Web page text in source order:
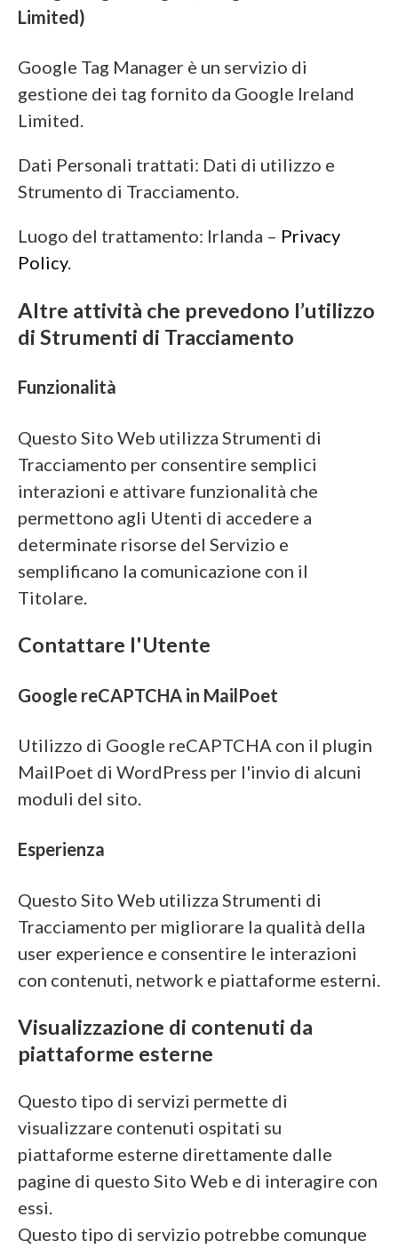
Limited)
Google Tag Manager è un servizio di
gestione dei tag fornito da Google Ireland
Limited.
Dati Personali trattati: Dati di utilizzo e
Strumento di Tracciamento.
Luogo del trattamento: Irlanda – Privacy
Policy.
Altre attività che prevedono l’utilizzo
di Strumenti di Tracciamento
Funzionalità
Questo Sito Web utilizza Strumenti di
Tracciamento per consentire semplici
interazioni e attivare funzionalità che
permettono agli Utenti di accedere a
determinate risorse del Servizio e
semplificano la comunicazione con il
Titolare.
Contattare l'Utente
Google reCAPTCHA in MailPoet
Utilizzo di Google reCAPTCHA con il plugin
MailPoet di WordPress per l'invio di alcuni
moduli del sito.
Esperienza
Questo Sito Web utilizza Strumenti di
Tracciamento per migliorare la qualità della
user experience e consentire le interazioni
con contenuti, network e piattaforme esterni.
Visualizzazione di contenuti da
piattaforme esterne
Questo tipo di servizi permette di
visualizzare contenuti ospitati su
piattaforme esterne direttamente dalle
pagine di questo Sito Web e di interagire con
essi.
Questo tipo di servizio potrebbe comunque